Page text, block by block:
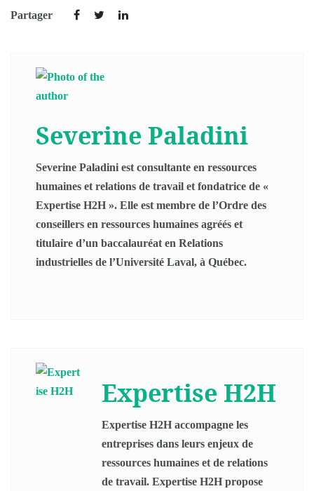
Partager
Severine Paladini
Severine Paladini est consultante en ressources
humaines et relations de travail et fondatrice de «
Expertise H2H ». Elle est membre de l’Ordre des
conseillers en ressources humaines agréés et
titulaire d’un baccalauréat en Relations
industrielles de l’Université Laval, à Québec.
Expertise H2H
Expertise H2H accompagne les
entreprises dans leurs enjeux de
ressources humaines et de relations
de travail. Expertise H2H propose